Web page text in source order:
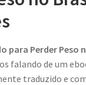
para Perder Peso
falando de um
traduzido e